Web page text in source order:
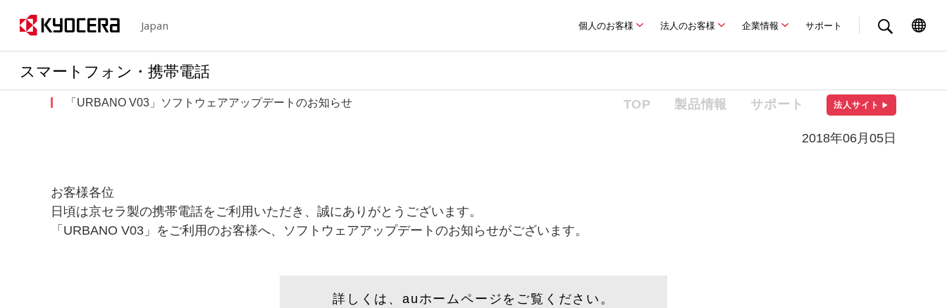
Japan 個人のお客様 法人のお客様 企業情報 サポート
スマートフォン・携帯電話
TOP 製品情報 サポート 法人サイト ▶
「URBANO V03」ソフトウェアアップデートのお知らせ
2018年06月05日
お客様各位
日頃は京セラ製の携帯電話をご利用いただき、誠にありがとうございます。
「URBANO V03」をご利用のお客様へ、ソフトウェアアップデートのお知らせがございます。
詳しくは、auホームページをご覧ください。